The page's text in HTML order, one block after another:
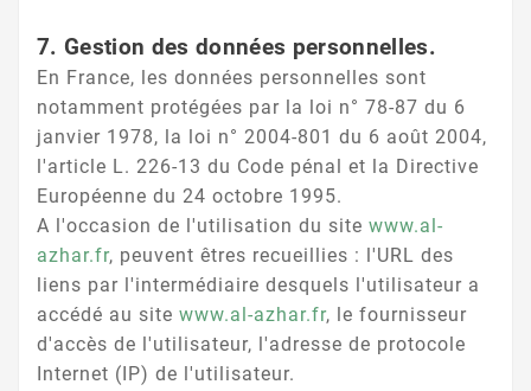
7. Gestion des données personnelles.
En France, les données personnelles sont
notamment protégées par la loi n° 78-87 du 6
janvier 1978, la loi n° 2004-801 du 6 août 2004,
l'article L. 226-13 du Code pénal et la Directive
Européenne du 24 octobre 1995.
A l'occasion de l'utilisation du site www.al-
azhar.fr, peuvent êtres recueillies : l'URL des
liens par l'intermédiaire desquels l'utilisateur a
accédé au site www.al-azhar.fr, le fournisseur
d'accès de l'utilisateur, l'adresse de protocole
Internet (IP) de l'utilisateur.